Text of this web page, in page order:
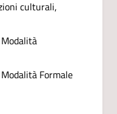
culturali,
Formale